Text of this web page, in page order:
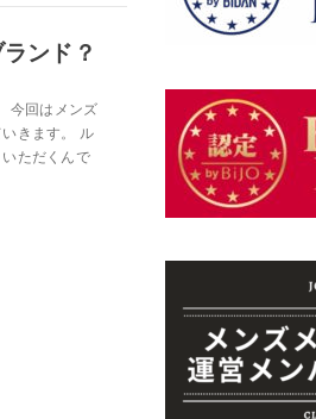
ンド？
今回はメンズ
きます。 ル
ただくんで